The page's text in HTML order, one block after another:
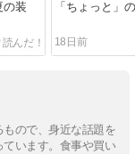
の装
「ちょっと」
18日前
ので、身近な話題を
います。食事や買い